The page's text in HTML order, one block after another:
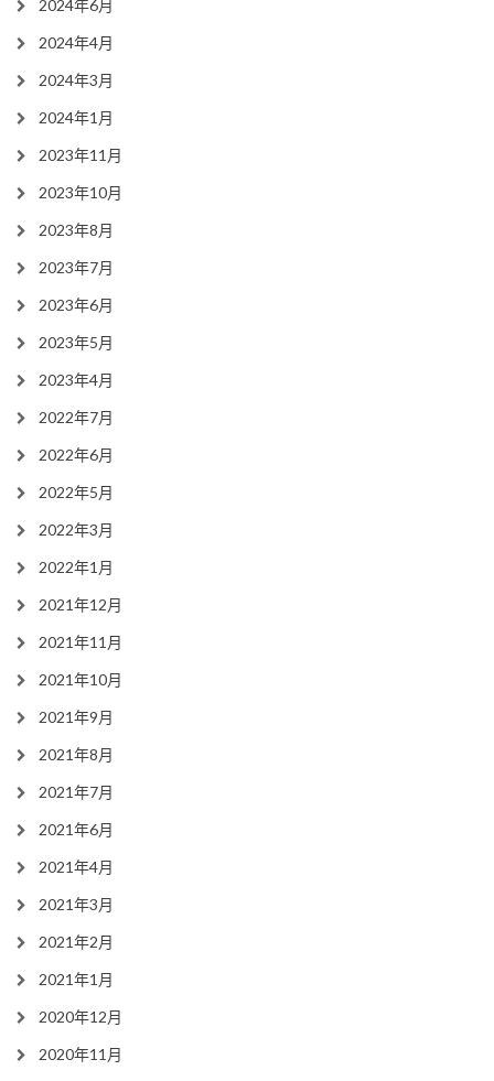
2024年6月
2024年4月
2024年3月
2024年1月
2023年11月
2023年10月
2023年8月
2023年7月
2023年6月
2023年5月
2023年4月
2022年7月
2022年6月
2022年5月
2022年3月
2022年1月
2021年12月
2021年11月
2021年10月
2021年9月
2021年8月
2021年7月
2021年6月
2021年4月
2021年3月
2021年2月
2021年1月
2020年12月
2020年11月